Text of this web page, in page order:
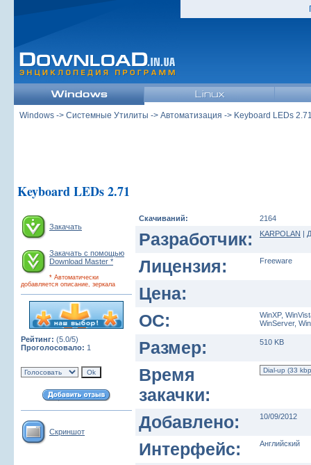
Windows -> Системные Утилиты -> Автоматизация -> Keyboard LEDs
Keyboard LEDs 2.71
Закачать
Закачать с помощью
Download Master *
* Автоматически
добавляется описание, зеркала
Рейтинг: (5.0/5)
Проголосовало: 1
Скриншот
Скачиваний: 2164
Разработчик: KARPOLAN |
Лицензия: Freeware
Цена:
ОС:
WinXP,
WinServer,
Размер: 510 KB
Время
закачки:
Добавлено:
10/09/2012
Интерфейс: Английский